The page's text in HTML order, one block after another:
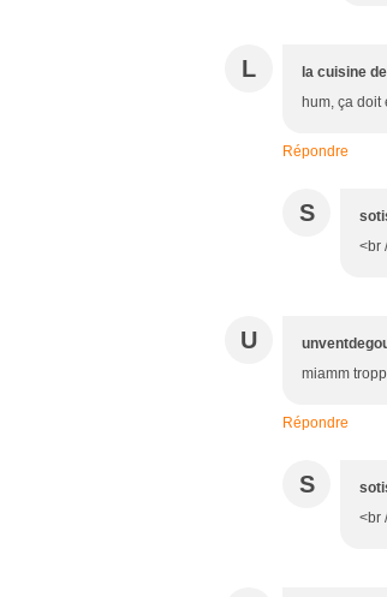
L la cuisine
hum, ça doit
Répondre
S
<br
U
miamm
Répondre
S
<br